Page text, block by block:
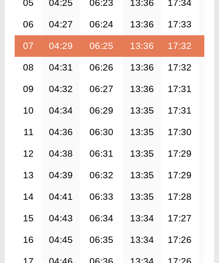
05 04:25 06:23 13:36 17:34
06 04:27 06:24 13:36 17:33
07 04:29 06:25 13:36 17:32
08 04:31 06:26 13:36 17:32
09 04:32 06:27 13:36 17:31
10 04:34 06:29 13:35 17:31
11 04:36 06:30 13:35 17:30
12 04:38 06:31 13:35 17:29
13 04:39 06:32 13:35 17:29
14 04:41 06:33 13:35 17:28
15 04:43 06:34 13:34 17:27
16 04:45 06:35 13:34 17:26